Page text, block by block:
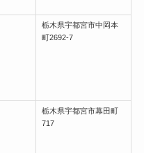
栃木県宇都宮市中岡本
町2692-7
栃木県宇都宮市幕田町
717